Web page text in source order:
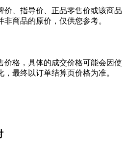
价、指导价、正品零售价或该商品
商品的原价，仅供您参考。
价格，具体的成交价格可能会因使
最终以订单结算页价格为准。